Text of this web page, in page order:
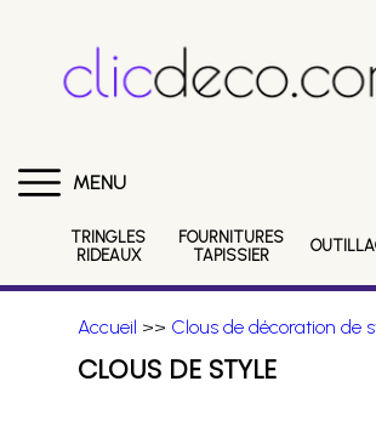
MENU
TRINGLES
RIDEAUX
FOURNITURES
TAPISSIER
Accueil >> Clous de décoration de
CLOUS DE STYLE